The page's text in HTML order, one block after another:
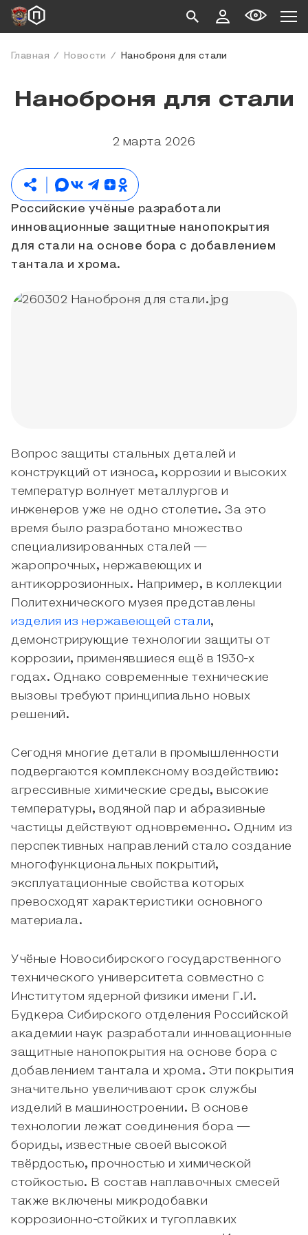
Главная Новости Наноброня для стали
Наноброня для стали
2 марта 2026
Российские учёные разработали
инновационные защитные нанопокрытия
для стали на основе бора с добавлением
тантала и хрома.
Вопрос защиты стальных деталей и
конструкций от износа, коррозии и высоких
температур волнует металлургов и
инженеров уже не одно столетие. За это
время было разработано множество
специализированных сталей —
жаропрочных, нержавеющих и
антикоррозионных. Например, в коллекции
Политехнического музея представлены
изделия из нержавеющей стали,
демонстрирующие технологии защиты от
коррозии, применявшиеся ещё в 1930-х
годах. Однако современные технические
вызовы требуют принципиально новых
решений.
Сегодня многие детали в промышленности
подвергаются комплексному воздействию:
агрессивные химические среды, высокие
температуры, водяной пар и абразивные
частицы действуют одновременно. Одним из
перспективных направлений стало создание
многофункциональных покрытий,
эксплуатационные свойства которых
превосходят характеристики основного
материала.
Учёные Новосибирского государственного
технического университета совместно с
Институтом ядерной физики имени Г.И.
Будкера Сибирского отделения Российской
академии наук разработали инновационные
защитные нанопокрытия на основе бора с
добавлением тантала и хрома. Эти покрытия
значительно увеличивают срок службы
изделий в машиностроении. В основе
технологии лежат соединения бора —
бориды, известные своей высокой
твёрдостью, прочностью и химической
стойкостью. В состав наплавочных смесей
также включены микродобавки
коррозионно-стойких и тугоплавких